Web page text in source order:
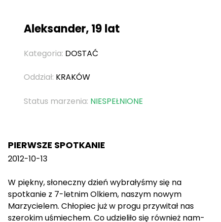
Aleksander, 19 lat
Kategoria: DOSTAĆ
Oddział: KRAKÓW
Status marzenia: NIESPEŁNIONE
PIERWSZE SPOTKANIE
2012-10-13
W piękny, słoneczny dzień wybrałyśmy się na
spotkanie z 7-letnim Olkiem, naszym nowym
Marzycielem. Chłopiec już w progu przywitał nas
szerokim uśmiechem. Co udzieliło się również nam-